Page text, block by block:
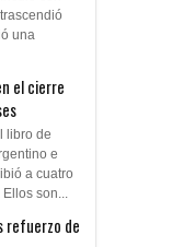
una
el cierre
libro de
e
a cuatro
son...
refuerzo de